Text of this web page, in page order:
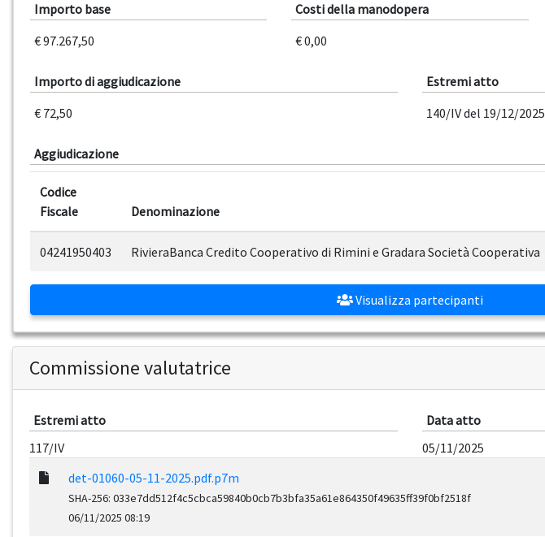
Importo base
€ 97.267,50
Costi della manodopera
€ 0,00
Importo di aggiudicazione
€ 72,50
Estremi atto
140/IV del 19/12/2025
Aggiudicazione
Codice
Fiscale
Denominazione
04241950403 RivieraBanca Credito Cooperativo di Rimini e Gradara Società Cooperativa
Visualizza partecipanti
Commissione valutatrice
Estremi atto
117/IV
Data atto
05/11/2025
det-01060-05-11-2025.pdf.p7m
SHA-256: 033e7dd512f4c5cbca59840b0cb7b3bfa35a61e864350f49635ff39f0bf2518f
06/11/2025 08:19